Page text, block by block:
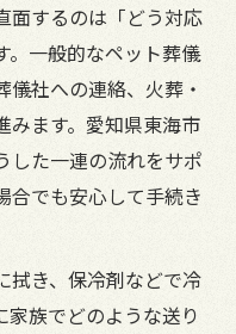
面するのは「どう対応
。一般的なペット葬儀
社への連絡、火葬・
みます。愛知県東海市
した一連の流れをサポ
合でも安心して手続き
拭き、保冷剤などで冷
族でどのような送り